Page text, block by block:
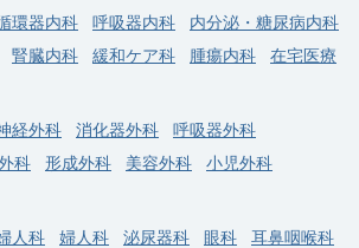
週4・5日／当直なし可／高額年収（年
療法人 若竹会 つくばセントラル病院
環器内科 呼吸器内科
内分泌・糖尿病内科
腎臓内科 緩和ケア科 腫瘍内科 在宅医療
経外科 消化器外科
呼吸器外科
科 形成外科 美容外科 小児外科
人科 婦人科 泌尿器科 眼科
耳鼻咽喉科